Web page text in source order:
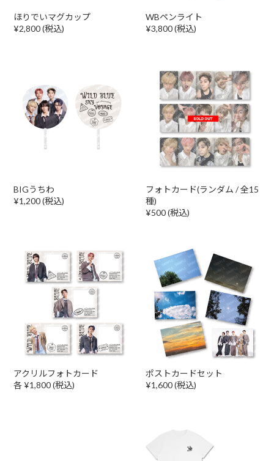
ほりでいマグカップ
¥2,800 (税込)
WBペンライト
¥3,800 (税込)
BIGうちわ
¥1,200 (税込)
フォトカード(ランダム / 全15
種)
¥500 (税込)
アクリルフォトカード
各 ¥1,800 (税込)
ポストカードセット
¥1,600 (税込)